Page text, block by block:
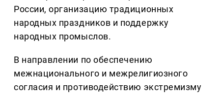
России, организацию традиционных
народных праздников и поддержку
народных промыслов.
В направлении по обеспечению
межнационального и межрелигиозного
согласия и противодействию экстремизму